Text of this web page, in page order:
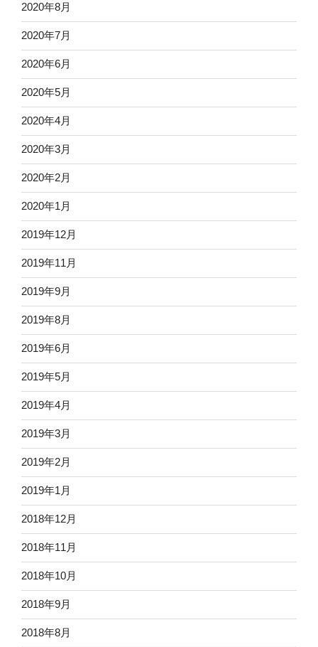
2020年8月
2020年7月
2020年6月
2020年5月
2020年4月
2020年3月
2020年2月
2020年1月
2019年12月
2019年11月
2019年9月
2019年8月
2019年6月
2019年5月
2019年4月
2019年3月
2019年2月
2019年1月
2018年12月
2018年11月
2018年10月
2018年9月
2018年8月